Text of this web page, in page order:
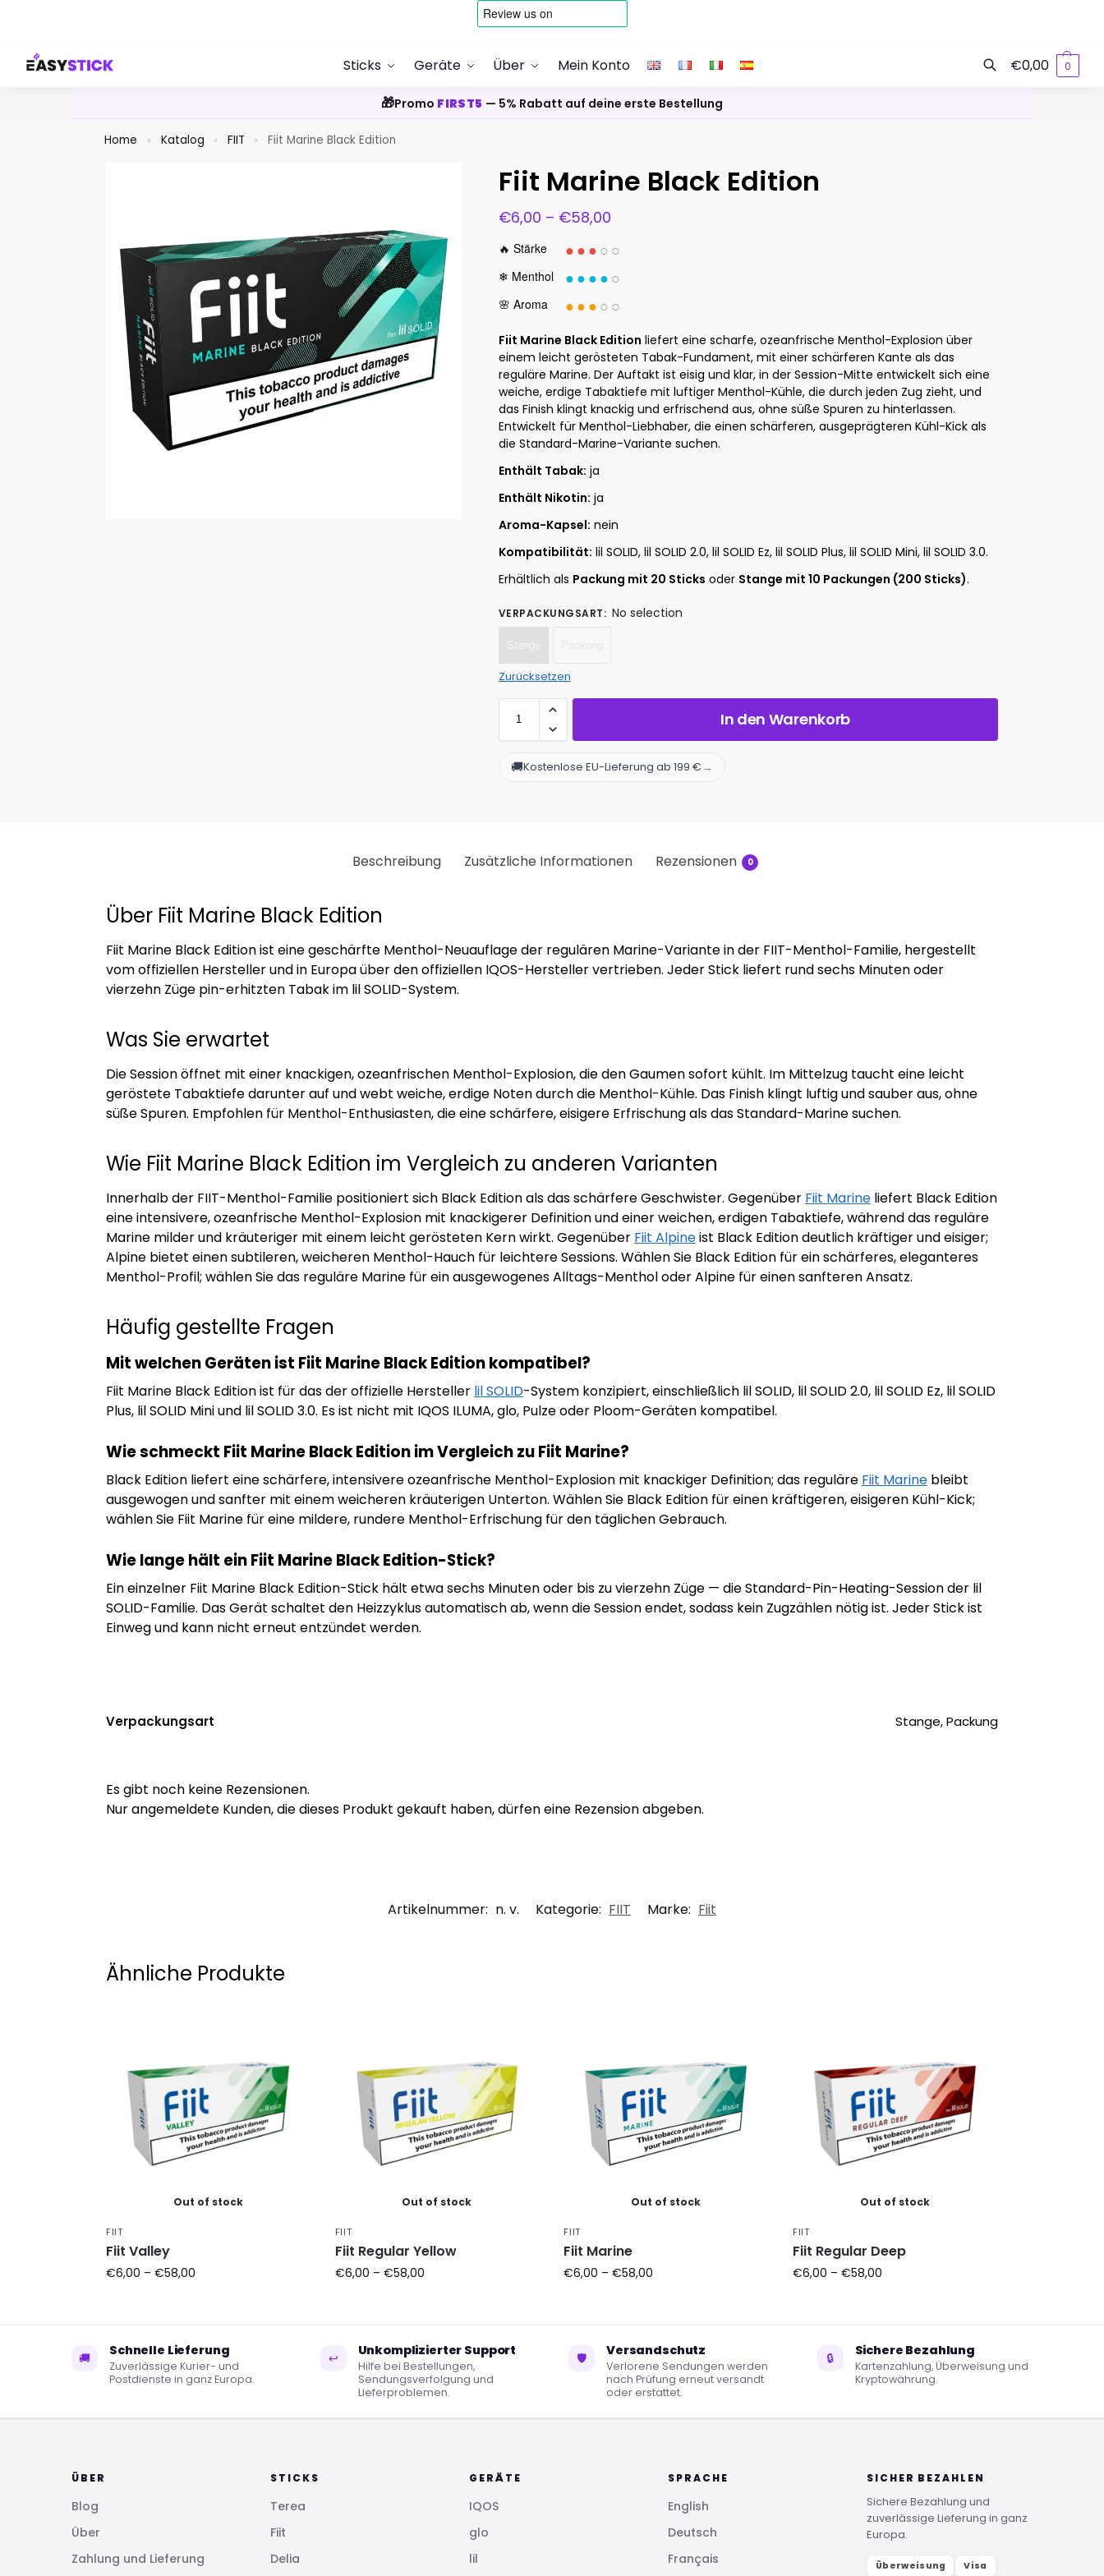
Sticks Geräte Über Mein Konto €0,00 0
🎁Promo FIRST5 — 5% Rabatt auf deine erste Bestellung
Home » Katalog » FIIT » Fiit Marine Black Edition
Fiit Marine Black Edition
€6,00 – €58,00
🔥 Stärke ●●●○○
❄ Menthol ●●●●○
🌸 Aroma ●●●○○
Fiit Marine Black Edition liefert eine scharfe, ozeanfrische Menthol-Explosion über
einem leicht gerösteten Tabak-Fundament, mit einer schärferen Kante als das
reguläre Marine. Der Auftakt ist eisig und klar, in der Session-Mitte entwickelt sich eine
weiche, erdige Tabaktiefe mit luftiger Menthol-Kühle, die durch jeden Zug zieht, und
das Finish klingt knackig und erfrischend aus, ohne süße Spuren zu hinterlassen.
Entwickelt für Menthol-Liebhaber, die einen schärferen, ausgeprägteren Kühl-Kick als
die Standard-Marine-Variante suchen.
Enthält Tabak: ja
Enthält Nikotin: ja
Aroma-Kapsel: nein
Kompatibilität: lil SOLID, lil SOLID 2.0, lil SOLID Ez, lil SOLID Plus, lil SOLID Mini, lil SOLID 3.0.
Erhältlich als Packung mit 20 Sticks oder Stange mit 10 Packungen (200 Sticks).
VERPACKUNGSART: No selection
Stange
Zurücksetzen
In den Warenkorb
🚚Kostenlose EU-Lieferung ab 199 € →
Beschreibung Zusätzliche Informationen Rezensionen 0
Über Fiit Marine Black Edition
Fiit Marine Black Edition ist eine geschärfte Menthol-Neuauflage der regulären Marine-Variante in der FIIT-Menthol-Familie, hergestellt
vom offiziellen Hersteller und in Europa über den offiziellen IQOS-Hersteller vertrieben. Jeder Stick liefert rund sechs Minuten oder
vierzehn Züge pin-erhitzten Tabak im lil SOLID-System.
Was Sie erwartet
Die Session öffnet mit einer knackigen, ozeanfrischen Menthol-Explosion, die den Gaumen sofort kühlt. Im Mittelzug taucht eine leicht
geröstete Tabaktiefe darunter auf und webt weiche, erdige Noten durch die Menthol-Kühle. Das Finish klingt luftig und sauber aus, ohne
süße Spuren. Empfohlen für Menthol-Enthusiasten, die eine schärfere, eisigere Erfrischung als das Standard-Marine suchen.
Wie Fiit Marine Black Edition im Vergleich zu anderen Varianten
Innerhalb der FIIT-Menthol-Familie positioniert sich Black Edition als das schärfere Geschwister. Gegenüber Fiit Marineliefert Black Edition
eine intensivere, ozeanfrische Menthol-Explosion mit knackigerer Definition und einer weichen, erdigen Tabaktiefe, während das reguläre
Marine milder und kräuteriger mit einem leicht gerösteten Kern wirkt. Gegenüber Fiit Alpineist Black Edition deutlich kräftiger und eisiger;
Alpine bietet einen subtileren, weicheren Menthol-Hauch für leichtere Sessions. Wählen Sie Black Edition für ein schärferes, eleganteres
Menthol-Profil; wählen Sie das reguläre Marine für ein ausgewogenes Alltags-Menthol oder Alpine für einen sanfteren Ansatz.
Häufig gestellte Fragen
Mit welchen Geräten ist Fiit Marine Black Edition kompatibel?
Fiit Marine Black Edition ist für das der offizielle Hersteller lil SOLID-System konzipiert, einschließlich lil SOLID, lil SOLID 2.0, lil SOLID Ez, lil SOLID
Plus, lil SOLID Mini und lil SOLID 3.0. Es ist nicht mit IQOS ILUMA, glo, Pulze oder Ploom-Geräten kompatibel.
Wie schmeckt Fiit Marine Black Edition im Vergleich zu Fiit Marine?
Black Edition liefert eine schärfere, intensivere ozeanfrische Menthol-Explosion mit knackiger Definition; das reguläre Fiit Marinebleibt
ausgewogen und sanfter mit einem weicheren kräuterigen Unterton. Wählen Sie Black Edition für einen kräftigeren, eisigeren Kühl-Kick;
wählen Sie Fiit Marine für eine mildere, rundere Menthol-Erfrischung für den täglichen Gebrauch.
Wie lange hält ein Fiit Marine Black Edition-Stick?
Ein einzelner Fiit Marine Black Edition-Stick hält etwa sechs Minuten oder bis zu vierzehn Züge — die Standard-Pin-Heating-Session der lil
SOLID-Familie. Das Gerät schaltet den Heizzyklus automatisch ab, wenn die Session endet, sodass kein Zugzählen nötig ist. Jeder Stick ist
Einweg und kann nicht erneut entzündet werden.
Verpackungsart Stange, Packung
Es gibt noch keine Rezensionen.
Nur angemeldete Kunden, die dieses Produkt gekauft haben, dürfen eine Rezension abgeben.
Artikelnummer: n. v. Kategorie: FIIT Marke: Fiit
Ähnliche Produkte
Out of stock
FIIT
Fiit Valley
€6,00 – €58,00
Out of stock
FIIT
Fiit Regular Yellow
€6,00 – €58,00
Out of stock
FIIT
Fiit Marine
€6,00 –€58,00
Out of stock
FIIT
Fiit Regular Deep
€6,00 –€58,00
🚚 Schnelle Lieferung
Zuverlässige Kurier- und
Postdienste in ganz Europa.
↩ Unkomplizierter Support
Hilfe bei Bestellungen,
Sendungsverfolgung und
Lieferproblemen.
🛡 Versandschutz
Verlorene Sendungen werden
nach Prüfung erneut versandt
oder erstattet.
🔒 Sichere Bezahlung
Kartenzahlung, Überweisung und
Kryptowährung.
ÜBER
Blog
Über
Zahlung und Lieferung
STICKS
Terea
Fiit
Delia
GERÄTE
IQOS
glo
lil
SPRACHE
English
Deutsch
Français
SICHER BEZAHLEN
Sichere Bezahlung und
zuverlässige Lieferung in ganz
Europa.
Überweisung Visa